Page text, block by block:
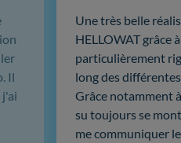
Une très belle
HELLOWAT grâce
particulièrement
long des
Grâce notamment
su toujours se
me communiquer
Il